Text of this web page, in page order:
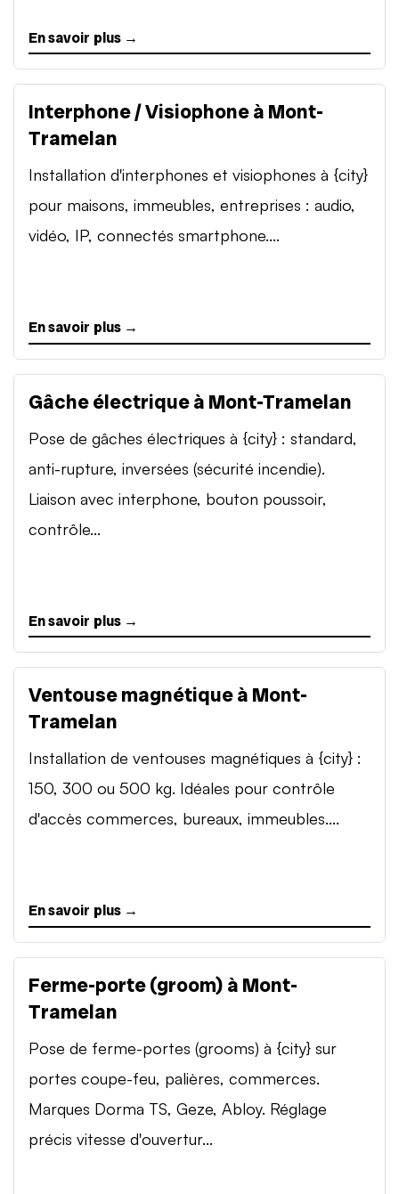
En savoir plus →
Interphone / Visiophone à Mont-
Tramelan
Installation d'interphones et visiophones à {city}
pour maisons, immeubles, entreprises : audio,
vidéo, IP, connectés smartphone....
En savoir plus →
Gâche électrique à Mont-Tramelan
Pose de gâches électriques à {city} : standard,
anti-rupture, inversées (sécurité incendie).
Liaison avec interphone, bouton poussoir,
contrôle...
En savoir plus →
Ventouse magnétique à Mont-
Tramelan
Installation de ventouses magnétiques à {city} :
150, 300 ou 500 kg. Idéales pour contrôle
d'accès commerces, bureaux, immeubles....
En savoir plus →
Ferme-porte (groom) à Mont-
Tramelan
Pose de ferme-portes (grooms) à {city} sur
portes coupe-feu, palières, commerces.
Marques Dorma TS, Geze, Abloy. Réglage
précis vitesse d'ouvertur...